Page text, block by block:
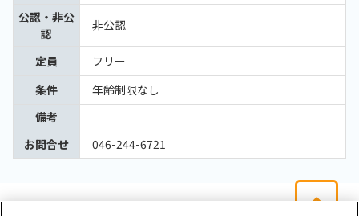
公認・非公
認
非公認
定員
フリー
条件
年齢制限なし
備考
お問合せ
046-244-6721